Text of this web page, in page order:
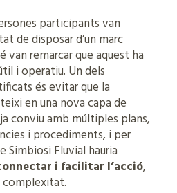
participants van
de disposar d’un marc
remarcar que aquest ha
i operatiu. Un dels
és evitar que la
en una nova capa de
conviu amb múltiples plans,
i procediments, i per
Simbiosi Fluvial hauria
i facilitar l’acció,
complexitat.